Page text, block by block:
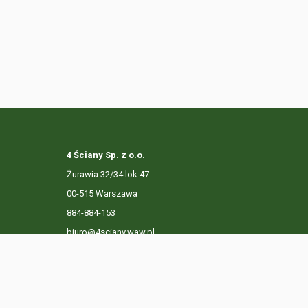
4 Ściany Sp. z o.o.
Żurawia 32/34 lok.47
00-515 Warszawa
884-884-153
biuro@4sciany.waw.pl